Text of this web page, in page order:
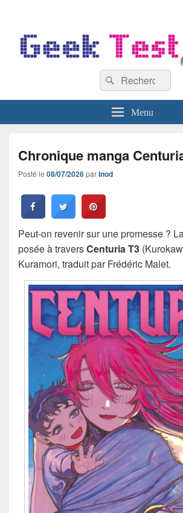
Recherche :
Rechercher
Menu
Chronique manga
Posté le 08/07/2026parInod
Peut-on revenir sur une promesse ?
posée à traversCenturia T3
Kuramori, traduit par Frédéric Malet.